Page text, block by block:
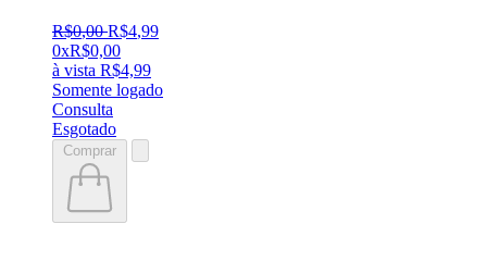
R$0,00 R$4,99
0xR$0,00
à vista R$4,99
Somente logado
Consulta
Esgotado
Comprar